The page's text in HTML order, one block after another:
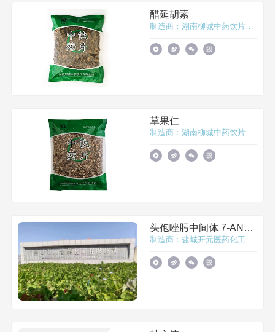
醋延胡索
草果仁
制造商：湖南柳城中药饮片有限公司
头孢唑肟中间体 7-ANCA